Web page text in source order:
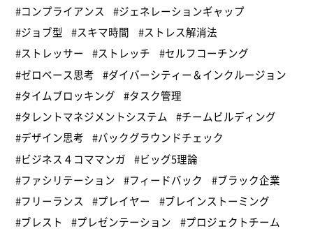
#コンプライアンス
#ジェネレーションギャップ
#ジョブ型
#スキマ時間
#ストレス解消法
#ストレッサー
#ストレッチ
#セルフコーチング
#ゼロベース思考
#ダイバーシティー＆インクルージョン
#タイムブロッキング
#タスク管理
#タレントマネジメントシステム
#チームビルディング
#デザイン思考
#バックグラウンドチェック
#ビジネス４コママンガ
#ビッグ5理論
#ファシリテーション
#フィードバック
#ブラック企業
#フリーランス
#プレイヤー
#ブレインストーミング
#ブレスト
#プレゼンテーション
#プロジェクトチーム